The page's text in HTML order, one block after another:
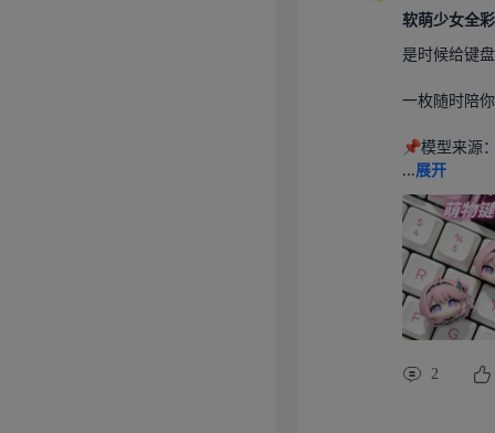
区聊聊你的
术干货#
软萌少女全
是时候给键
一枚随时陪
📌模型来源
...展开
2